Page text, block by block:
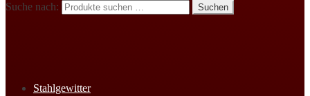
Suche nach: Suchen
Stahlgewitter